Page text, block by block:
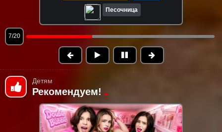
Песочница
8/20
Детям
Рекомендуем!